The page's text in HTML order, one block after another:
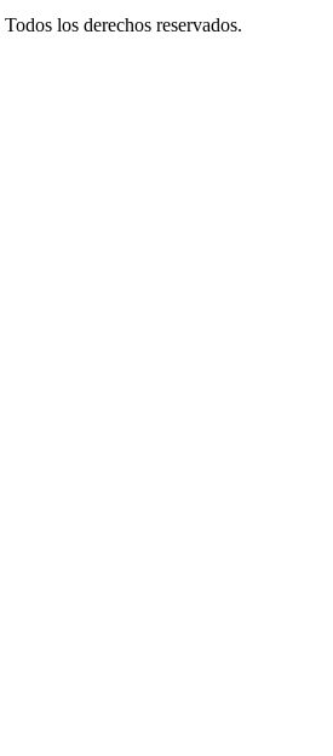
Todos los derechos reservados.